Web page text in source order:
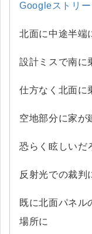
Googleストリ
北面に中途半端
設計ミスで南に
仕方なく北面に
空地部分に家が
恐らく眩しいだ
反射光での裁判
既に北面パネル
場所に